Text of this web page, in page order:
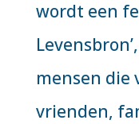
wordt een
mensen die
vrienden,